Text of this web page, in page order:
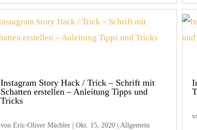
Instagram Story Hack / Trick – Schrift mit
Schatten erstellen – Anleitung Tipps und
Tricks
von Eric-Oliver Mächler| Okt. 15, 2020| Allgemein